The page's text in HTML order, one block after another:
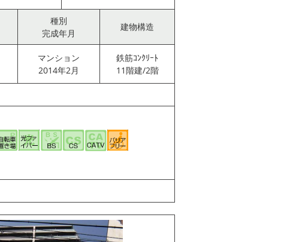
種別
完成年月
建物構造
マンション
2014年2月
鉄筋ｺﾝｸﾘｰﾄ
11階建/2階